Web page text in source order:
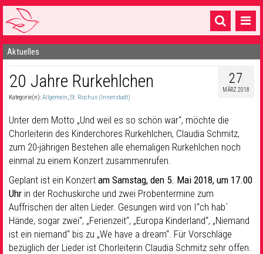
Startseite
1 Pfarrei
16 Gemeinden & mehr
Gottesdienste & Sinnsuche
Sakramente & Feste
Musik& Kultur
Seelsorge & Kontakt
Aktuelles
27
MÄRZ 2018
20 Jahre Rurkehlchen
Kategorie(n):Allgemein,St. Rochus (Innenstadt)
Unter dem Motto „Und weil es so schön war“, möchte die
Chorleiterin des Kinderchores Rurkehlchen, Claudia Schmitz,
zum 20-jährigen Bestehen alle ehemaligen Rurkehlchen noch
einmal zu einem Konzert zusammenrufen.
Geplant ist ein Konzert am Samstag, den 5. Mai 2018, um 17.00
Uhr in der Rochuskirche und zwei Probentermine zum
Auffrischen der alten Lieder. Gesungen wird von I“ch hab´
Hände, sogar zwei“, „Ferienzeit“, „Europa Kinderland“, „Niemand
ist ein niemand“ bis zu „We have a dream“. Für Vorschläge
bezüglich der Lieder ist Chorleiterin Claudia Schmitz sehr offen.